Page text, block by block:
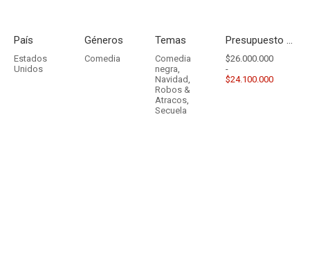
País
Estados
Unidos
Géneros
Comedia
Temas
Comedia
negra,
Navidad,
Robos &
Atracos,
Secuela
Presupuesto - Ingresos
$26.000.000
-
$24.100.000